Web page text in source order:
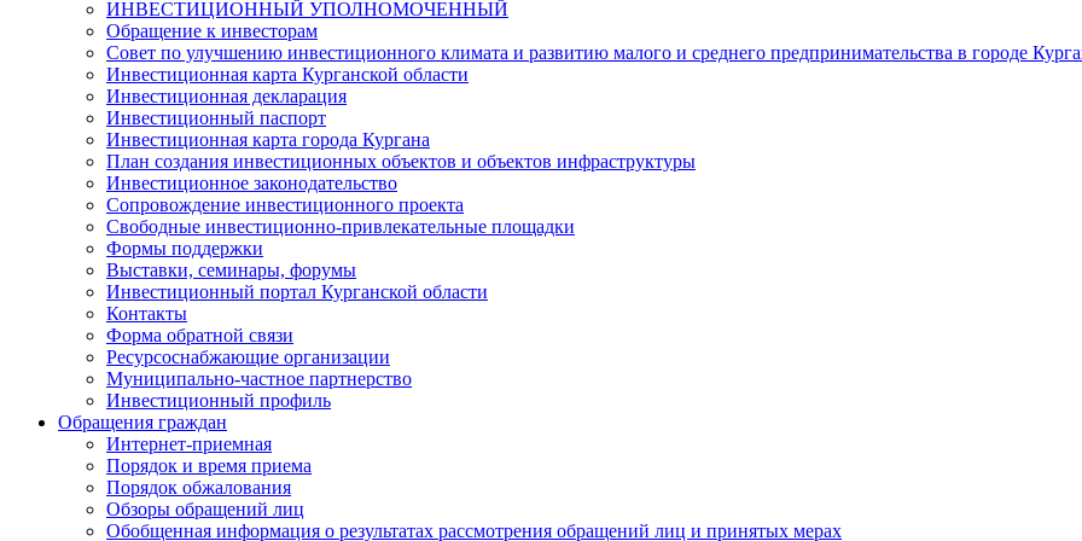
ИНВЕСТИЦИОННЫЙ УПОЛНОМОЧЕННЫЙ
Обращение к инвесторам
Совет по улучшению инвестиционного климата и развитию малого и среднего предпринимательства в городе
Инвестиционная карта Курганской области
Инвестиционная декларация
Инвестиционный паспорт
Инвестиционная карта города Кургана
План создания инвестиционных объектов и объектов инфраструктуры
Инвестиционное законодательство
Сопровождение инвестиционного проекта
Свободные инвестиционно-привлекательные площадки
Формы поддержки
Выставки, семинары, форумы
Инвестиционный портал Курганской области
Контакты
Форма обратной связи
Ресурсоснабжающие организации
Муниципально-частное партнерство
Инвестиционный профиль
Обращения граждан
Интернет-приемная
Порядок и время приема
Порядок обжалования
Обзоры обращений лиц
Обобщенная информация о результатах рассмотрения обращений лиц и принятых мерах